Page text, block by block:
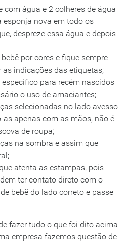
com água e 2 colheres de água
esponja nova em todo os
despreze essa água e depois
por cores e fique sempre
indicações das etiquetas;
para recém nascidos
o uso de amaciantes;
selecionadas no lado avesso
as apenas com as mãos, não é
de roupa;
na sombra e assim que
atenta as estampas, pois
ter contato direto com o
bebê do lado correto e passe
fazer tudo o que foi dito acima
empresa fazemos questão de